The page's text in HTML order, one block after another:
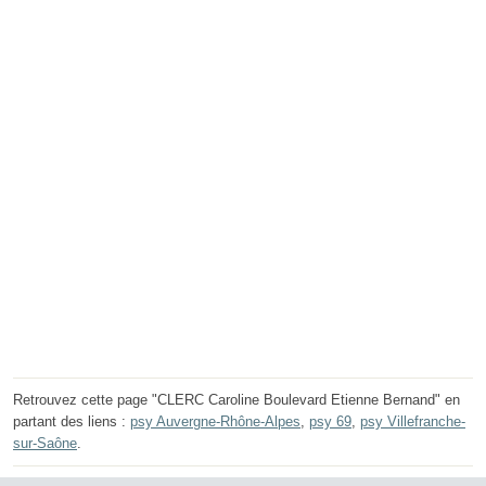
Retrouvez cette page "CLERC Caroline Boulevard Etienne Bernand" en
partant des liens : psy Auvergne-Rhône-Alpes, psy 69, psy Villefranche-
sur-Saône.